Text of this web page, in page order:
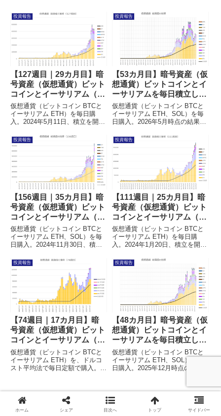
投資報告
【127週目｜29カ月目】暗
号資産（仮想通貨）ビット
コインとイーサリアム（イ
ーサ）を毎日積立した結果
仮想通貨（ビットコイン BTCと
イーサリアム ETH）を毎日購
入。2024年5月11日、積立を開始
最近はSOLも毎日購入。1週間に
1回、XRP、DOT、AVAX、
DOGE、ASTR、MATICA、
ARB、OPも購入。毎週の投資結
果を前の週と比較しながらまとめ
ています。
投資報告
【53カ月目】暗号資産（仮
想通貨）ビットコインとイ
ーサリアムを毎日積立した
結果
仮想通貨（ビットコイン BTCと
イーサリアム ETH、SOL）を毎
日購入。2026年5月時点の結果を
XRP、DOT、AVAX、DOGE、
SUI、ADAも購入。1か月に1度、
まとめた結果を記事にしていま
す。
投資報告
【156週目｜35カ月目】暗
号資産（仮想通貨）ビット
コインとイーサリアム（イ
ーサ）を毎日積立した結果
仮想通貨（ビットコイン BTCと
イーサリアム ETH、SOL）を毎
日購入。2024年11月30日、積立
した。1週間に1回、XRP、
DOT、AVAX、DOGE、ASTR、
MATICA、ARB、OP、TON、
SUI、ADAも購入。毎週の投資結
果を前の週と比較しながらまとめ
ています。
投資報告
【111週目｜25カ月目】暗
号資産（仮想通貨）ビット
コインとイーサリアム（イ
ーサ）を毎日積立した結果
仮想通貨（ビットコイン BTCと
イーサリアム ETH）を毎日購
入。2024年1月20日、積立を開始
1週間に1回、XRP、SOL、
DOT、AVAX、DOGE、ASTR、
MATICA、ARB、OPも購入。毎
週の投資結果を前の週と比較しな
投資報告
【74週目｜17カ月目】暗
号資産（仮想通貨）ビット
コインとイーサリアム（イ
ーサ）を毎日積立した結果
仮想通貨（ビットコイン BTCと
イーサリアム ETH）を、ドルコ
スト平均法で毎日定額で購入。
投資報告
【48カ月目】暗号資産（仮
想通貨）ビットコインとイ
ーサリアムを毎日積立した
結果
仮想通貨（ビットコイン BTCと
イーサリアム ETH、SOL）を毎
日購入。2025年12月時点の結果
SUI、ADAも購入。1か月に1度、
まとめた結果を記事にしていま
す。
スポンサーリンク
ホーム シェア 目次へ トップ サイドバー